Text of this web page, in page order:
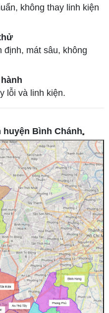
không thay linh kiện
mát sâu, không
lỗi và linh kiện.
huyện Bình Chánh